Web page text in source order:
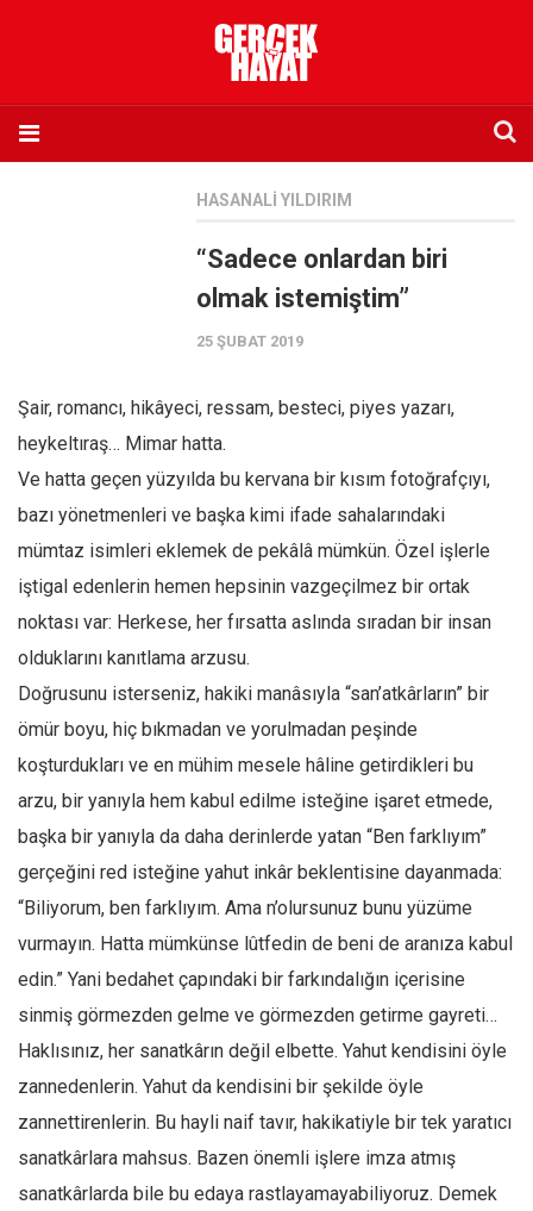
Abone olmak istiyorum
Sosyal Medya
Twitter
Facebook
Instagram
YouTube
Editörden
Yazarlar
Mahmut Toptaş
Yvonne Ridley
Barış Tarımcıoğlu
Ömer Kayani
Yusuf Armağan
Hasanali Yıldırım
Leyla Şerif Emin
Selçuk Türkyılmaz
Amina S. Jenenkovic
HASANALI YILDIRIM
“Sadece onlardan biri
olmak istemiştim”
25 ŞUBAT 2019
Şair, romancı, hikâyeci, ressam, besteci, piyes yazarı,
heykeltıraş… Mimar hatta.
Ve hatta geçen yüzyılda bu kervana bir kısım fotoğrafçıyı,
bazı yönetmenleri ve başka kimi ifade sahalarındaki
mümtaz isimleri eklemek de pekâlâ mümkün. Özel işlerle
iştigal edenlerin hemen hepsinin vazgeçilmez bir ortak
noktası var: Herkese, her fırsatta aslında sıradan bir insan
olduklarını kanıtlama arzusu.
Doğrusunu isterseniz, hakiki manâsıyla “san’atkârların” bir
ömür boyu, hiç bıkmadan ve yorulmadan peşinde
koşturdukları ve en mühim mesele hâline getirdikleri bu
arzu, bir yanıyla hem kabul edilme isteğine işaret etmede,
başka bir yanıyla da daha derinlerde yatan “Ben farklıyım”
gerçeğini red isteğine yahut inkâr beklentisine dayanmada:
“Biliyorum, ben farklıyım. Ama n’olursunuz bunu yüzüme
vurmayın. Hatta mümkünse lûtfedin de beni de aranıza kabul
edin.” Yani bedahet çapındaki bir farkındalığın içerisine
sinmiş görmezden gelme ve görmezden getirme gayreti…
Haklısınız, her sanatkârın değil elbette. Yahut kendisini öyle
zannedenlerin. Yahut da kendisini bir şekilde öyle
zannettirenlerin. Bu hayli naif tavır, hakikatiyle bir tek yaratıcı
sanatkârlara mahsus. Bazen önemli işlere imza atmış
sanatkârlarda bile bu edaya rastlayamayabiliyoruz. Demek